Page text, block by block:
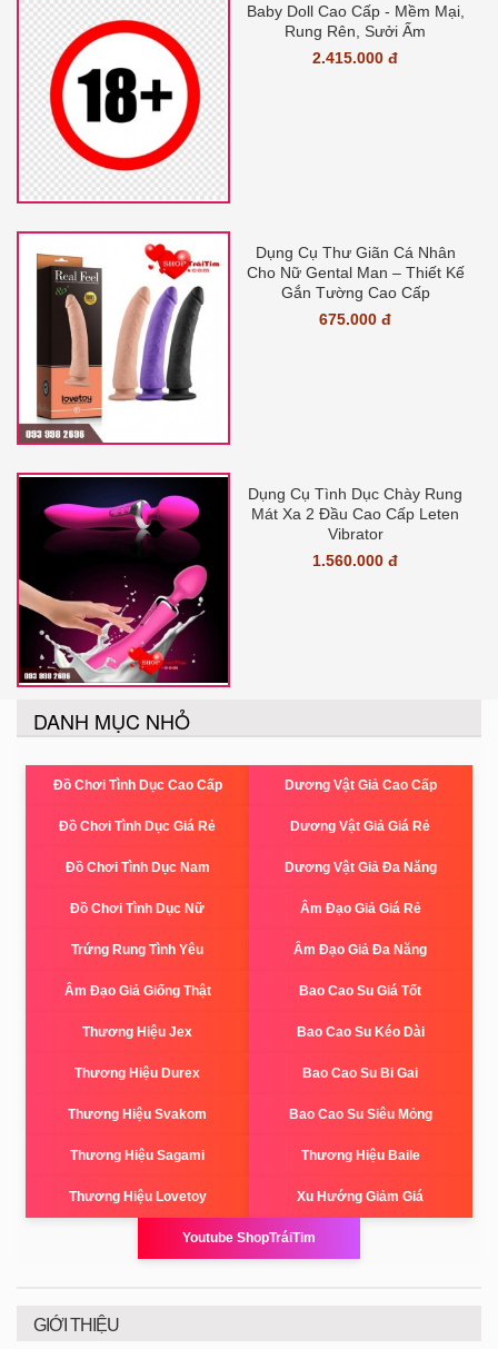
Baby Doll Cao Cấp - Mềm Mại,
Rung Rên, Sưởi Ấm
2.415.000 đ
Dụng Cụ Thư Giãn Cá Nhân
Cho Nữ Gental Man – Thiết Kế
Gắn Tường Cao Cấp
675.000 đ
Dụng Cụ Tình Dục Chày Rung
Mát Xa 2 Đầu Cao Cấp Leten
Vibrator
1.560.000 đ
DANH MỤC NHỎ
Đồ Chơi Tình Dục Cao Cấp Dương Vật Giả Cao Cấp
Đồ Chơi Tình Dục Giá Rẻ Dương Vật Giả Giá Rẻ
Đồ Chơi Tình Dục Nam Dương Vật Giả Đa Năng
Đồ Chơi Tình Dục Nữ Âm Đạo Giả Giá Rẻ
Trứng Rung Tình Yêu Âm Đạo Giả Đa Năng
Âm Đạo Giả Giống Thật Bao Cao Su Giá Tốt
Thương Hiệu Jex Bao Cao Su Kéo Dài
Thương Hiệu Durex Bao Cao Su Bi Gai
Thương Hiệu Svakom Bao Cao Su Siêu Mỏng
Thương Hiệu Sagami Thương Hiệu Baile
Thương Hiệu Lovetoy Xu Hướng Giảm Giá
Youtube ShopTráiTim
GIỚI THIỆU